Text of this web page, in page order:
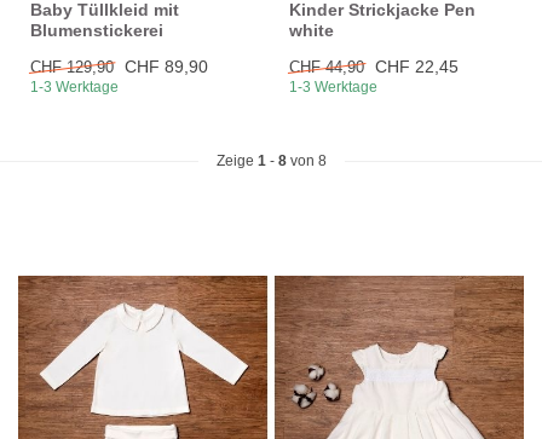
Baby Tüllkleid mit
Blumenstickerei
CHF 129,90 CHF 89,90
1-3 Werktage
Kinder Strickjacke Pen
white
CHF 44,90 CHF 22,45
1-3 Werktage
Zeige 1- 8von 8
5% RABATT AUF DIE ERSTE
BESTELLUNG
Melde dich für unseren Newsletter an und bleibe über Neuheiten,